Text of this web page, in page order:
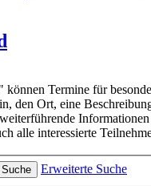
Termine für
den Ort, eine
alle interessierte
Suche
Erweiterte Suche